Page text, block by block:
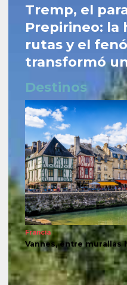
Tremp, el
Prepirineo: la
rutas y el
transformó
Destinos
Francia
Vannes, entre